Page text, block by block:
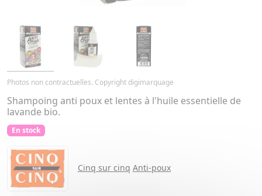
Photos non contractuelles. Copyright digimarquage
Shampoing anti poux et lentes à l'huile essentielle de
lavande bio.
En stock
Cinq sur cinq Anti-poux